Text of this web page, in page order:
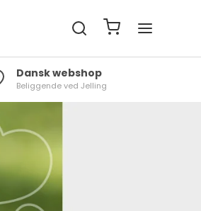
Dansk webshop
Beliggende ved Jelling